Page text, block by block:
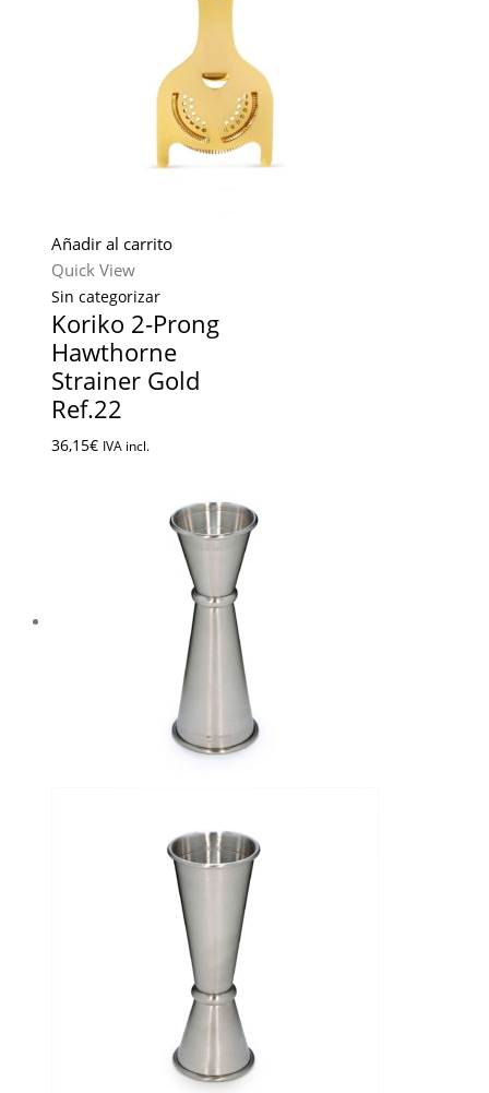
Añadir al carrito
Quick View
Sin categorizar
Koriko 2-Prong
Hawthorne
Strainer Gold
Ref.22
36,15€ IVA incl.